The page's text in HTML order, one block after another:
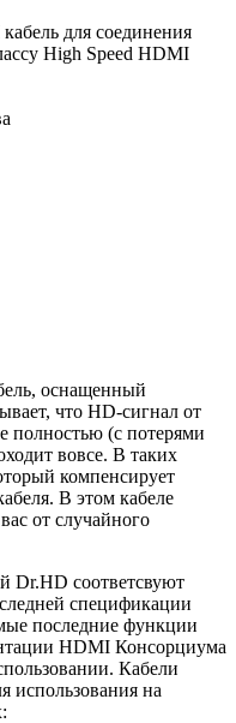
для соединения
High Speed HDMI
оснащенный
что HD-сигнал от
полностью (с потерями
вовсе. В таких
компенсирует
В этом кабеле
от случайного
Dr.HD соответсвуют
спецификации
последние функции
HDMI Консорциума
Кабели
использования на